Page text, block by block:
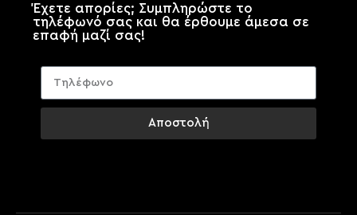
Έχετε απορίες; Συμπληρώστε το
τηλέφωνό σας και θα έρθουμε άμεσα σε
επαφή μαζί σας!
Αποστολή